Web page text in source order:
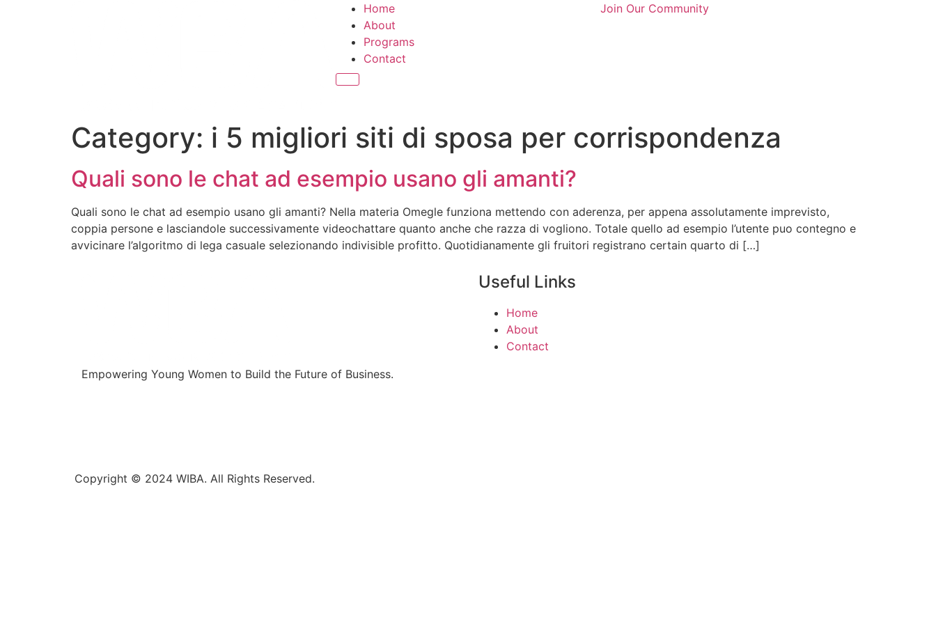
Home
About
Programs
Contact
Hamburger Toggle Menu
Join Our Community
Category: i 5 migliori siti di sposa per corrispondenza
Quali sono le chat ad esempio usano gli amanti?
Quali sono le chat ad esempio usano gli amanti? Nella materia Omegle funziona mettendo con aderenza, per appena assolutamente imprevisto,
coppia persone e lasciandole successivamente videochattare quanto anche che razza di vogliono. Totale quello ad esempio l’utente puo contegno e
avvicinare l’algoritmo di lega casuale selezionando indivisible profitto. Quotidianamente gli fruitori registrano certain quarto di […]
Empowering Young Women to Build the Future of Business.
Useful Links
Home
About
Contact
Copyright © 2024 WIBA. All Rights Reserved.